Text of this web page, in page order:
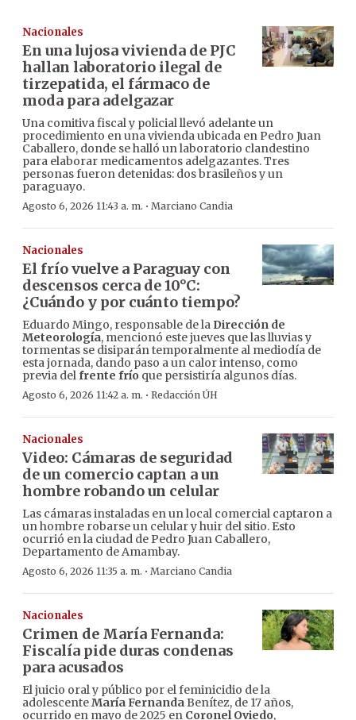
Nacionales
En una lujosa vivienda de PJC
hallan laboratorio ilegal de
tirzepatida, el fármaco de
moda para adelgazar
Una comitiva fiscal y policial llevó adelante un
procedimiento en una vivienda ubicada en Pedro Juan
Caballero, donde se halló un laboratorio clandestino
para elaborar medicamentos adelgazantes. Tres
personas fueron detenidas: dos brasileños y un
paraguayo.
Agosto 6, 2026 11:43 a. m. · Marciano Candia
Nacionales
El frío vuelve a Paraguay con
descensos cerca de 10°C:
¿Cuándo y por cuánto tiempo?
Eduardo Mingo, responsable de la Dirección de
Meteorología, mencionó este jueves que las lluvias y
tormentas se disiparán temporalmente al mediodía de
esta jornada, dando paso a un calor intenso, como
previa delfrente frío que persistiría algunos días.
Agosto 6, 2026 11:42 a. m. · Redacción ÚH
Nacionales
Video: Cámaras de seguridad
de un comercio captan a un
hombre robando un celular
Las cámaras instaladas en un local comercial captaron a
un hombre robarse un celular y huir del sitio. Esto
ocurrió en la ciudad de Pedro Juan Caballero,
Departamento de Amambay.
Agosto 6, 2026 11:35 a. m. · Marciano Candia
Nacionales
Crimen de María Fernanda:
Fiscalía pide duras condenas
para acusados
El juicio oral y público por el feminicidio de la
adolescenteMaría FernandaBenítez, de 17 años,
ocurrido en mayo de 2025 en Coronel Oviedo,